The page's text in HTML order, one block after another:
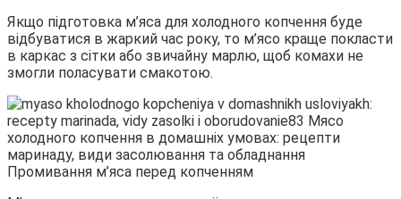
Якщо підготовка м’яса для холодного копчення буде
відбуватися в жаркий час року, то м’ясо краще покласти
в каркас з сітки або звичайну марлю, щоб комахи не
змогли поласувати смакотою.
Промивання м’яса перед копченням